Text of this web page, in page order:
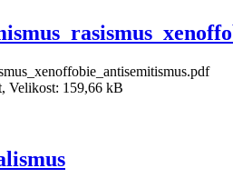
Velikost: 159,66 kB